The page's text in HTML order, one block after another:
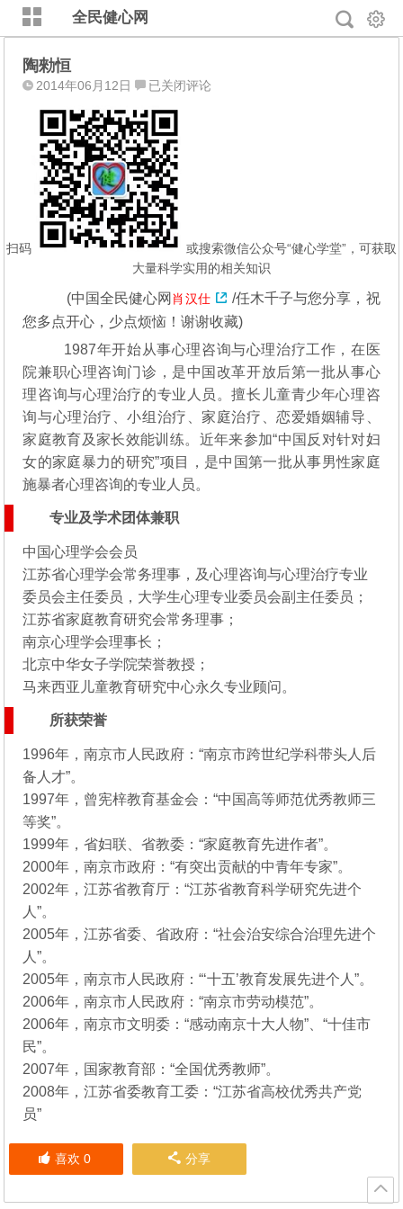
全民健心网
陶勑恒
2014年06月12日
陶
恒
已关闭评论
扫码
或搜索微信公众号“健心学堂”，可获取
大量科学实用的相关知识
(中国全民健心网 肖汉仕 /任木千子与您分享， 祝
您多点开心，少点烦恼！谢谢收藏)
1987年开始从事心理咨询与心理治疗工作，在医
院兼职心理咨询门诊，是中国改革开放后第一批从事心
理咨询与心理治疗的专业人员。擅长儿童青少年心理咨
询与心理治疗、小组治疗、家庭治疗、恋爱婚姻辅导、
家庭教育及家长效能训练。近年来参加“中国反对针对妇
女的家庭暴力的研究”项目，是中国第一批从事男性家庭
施暴者心理咨询的专业人员。
专业及学术团体兼职
中国心理学会会员
江苏省心理学会常务理事，及心理咨询与心理治疗专业
委员会主任委员，大学生心理专业委员会副主任委员；
江苏省家庭教育研究会常务理事；
南京心理学会理事长；
北京中华女子学院荣誉教授；
马来西亚儿童教育研究中心永久专业顾问。
所获荣誉
1996年，南京市人民政府：“南京市跨世纪学科带头人后
备人才”。
1997年，曾宪梓教育基金会：“中国高等师范优秀教师三
等奖”。
1999年，省妇联、省教委：“家庭教育先进作者”。
2000年，南京市政府：“有突出贡献的中青年专家”。
2002年，江苏省教育厅：“江苏省教育科学研究先进个
人”。
2005年，江苏省委、省政府：“社会治安综合治理先进个
人”。
2005年，南京市人民政府：“‘十五’教育发展先进个人”。
2006年，南京市人民政府：“南京市劳动模范”。
2006年，南京市文明委：“感动南京十大人物”、“十佳市
民”。
2007年，国家教育部：“全国优秀教师”。
2008年，江苏省委教育工委：“江苏省高校优秀共产党
员”
喜欢 0 分享